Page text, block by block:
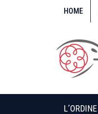
HOME
L’ORDINE